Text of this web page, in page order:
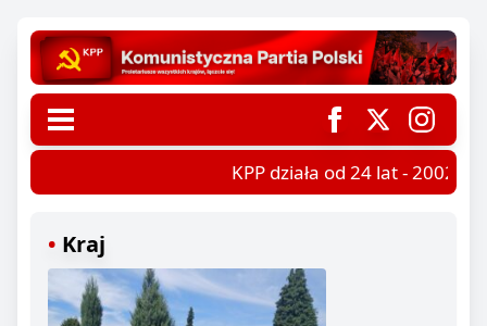
KPP działa od 24 lat - 2002-
Kraj